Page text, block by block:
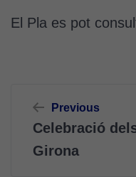
El Pla es pot
d'entrades
Previous
Celebració
Girona